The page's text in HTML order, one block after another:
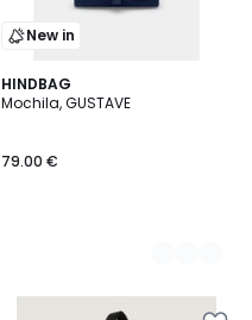
New in
HINDBAG
Mochila, GUSTAVE
79.00 €
3
Colores